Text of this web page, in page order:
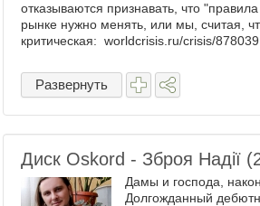
отказываются признавать, что
рынке нужно менять, или мы, считая,
критическая: worldcrisis.ru/crisis/878039
Развернуть
Диск Oskord - Зброя Надії
Дамы и господа,
Долгожданный